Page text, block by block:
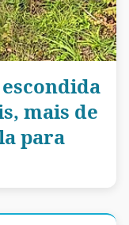
mais de
para